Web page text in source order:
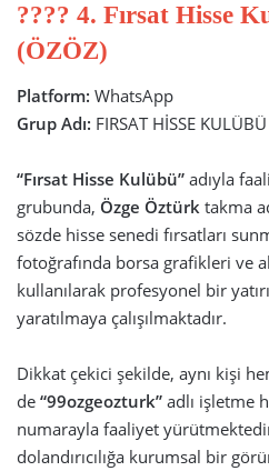
???? 4. Fırsat Hisse
(ÖZÖZ)
Platform: WhatsApp
Grup Adı: FIRSAT HİSSE
“Fırsat Hisse Kulübü” adıyla
grubunda, Özge Öztürk takma
sözde hisse senedi fırsatları
fotoğrafında borsa grafikleri ve
kullanılarak profesyonel bir
yaratılmaya çalışılmaktadır.
Dikkat çekici şekilde, aynı kişi
de “99ozgeozturk” adlı işletme
numarayla faaliyet
dolandırıcılığa kurumsal bir